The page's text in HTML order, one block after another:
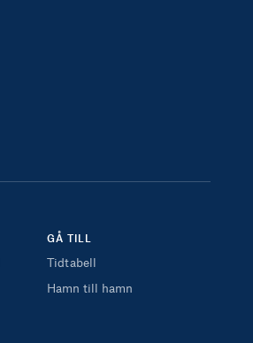
GÅ TILL
Tidtabell
Hamn till hamn